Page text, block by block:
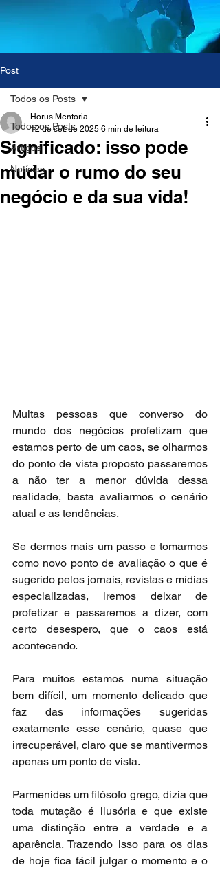
Post
Todos os Posts
Artigos
Notícias
Todos os Posts
Significado: isso pode
mudar o rumo do seu
negócio e da sua vida!
Horus Mentoria
12 de set. de 2025 6 min de leitura
Muitas pessoas que converso do
mundo dos negócios profetizam que
estamos perto de um caos, se olharmos
do ponto de vista proposto passaremos
a não ter a menor dúvida dessa
realidade, basta avaliarmos o cenário
atual e as tendências.
Se dermos mais um passo e tomarmos
como novo ponto de avaliação o que é
sugerido pelos jornais, revistas e mídias
especializadas, iremos deixar de
profetizar e passaremos a dizer, com
certo desespero, que o caos está
acontecendo.
Para muitos estamos numa situação
bem difícil, um momento delicado que
faz das informações sugeridas
exatamente esse cenário, quase que
irrecuperável, claro que se mantivermos
apenas um ponto de vista.
Parmenides um filósofo grego, dizia que
toda mutação é ilusória e que existe
uma distinção entre a verdade e a
aparência. Trazendo isso para os dias
de hoje fica fácil julgar o momento e o